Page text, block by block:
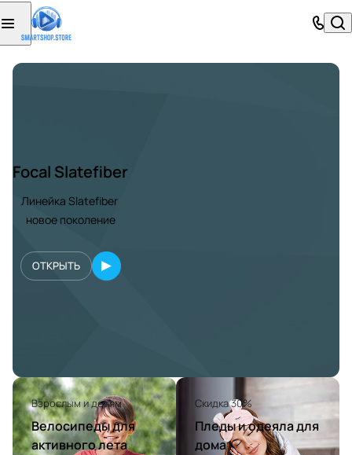
Focal Slatefiber
Линейка Slatefiber
новое поколение
ОТКРЫТЬ
Взрослым и детям
Велосипеды для
активного лета
Скидка 30%
Пледы и одеяла для
дома